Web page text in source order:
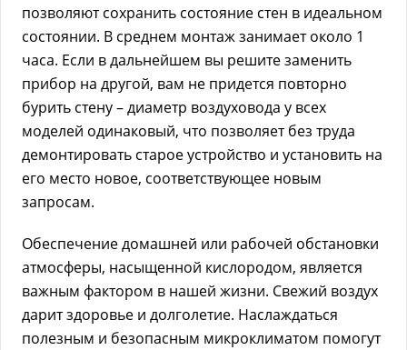
позволяют сохранить состояние стен в идеальном
состоянии. В среднем монтаж занимает около 1
часа. Если в дальнейшем вы решите заменить
прибор на другой, вам не придется повторно
бурить стену – диаметр воздуховода у всех
моделей одинаковый, что позволяет без труда
демонтировать старое устройство и установить на
его место новое, соответствующее новым
запросам.
Обеспечение домашней или рабочей обстановки
атмосферы, насыщенной кислородом, является
важным фактором в нашей жизни. Свежий воздух
дарит здоровье и долголетие. Наслаждаться
полезным и безопасным микроклиматом помогут